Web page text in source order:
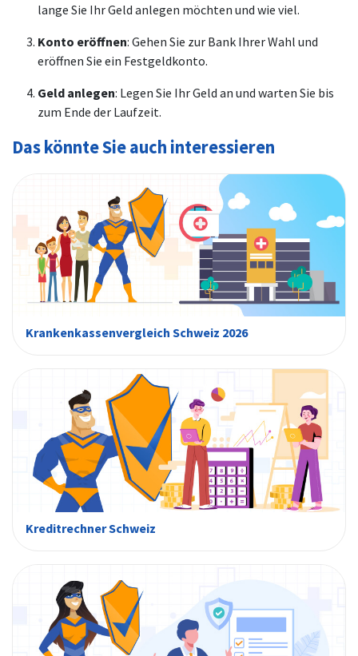
lange Sie Ihr Geld anlegen möchten und wie viel.
Konto eröffnen: Gehen Sie zur Bank Ihrer Wahl und
eröffnen Sie ein Festgeldkonto.
Geld anlegen: Legen Sie Ihr Geld an und warten Sie bis
zum Ende der Laufzeit.
Das könnte Sie auch interessieren
Krankenkassenvergleich Schweiz 2026
Kreditrechner Schweiz